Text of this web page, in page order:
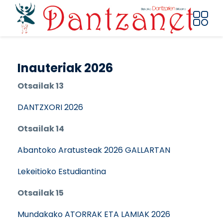
Pasar al contenido principal
Inauteriak 2026
Otsailak 13
DANTZXORI 2026
Otsailak 14
Abantoko Aratusteak 2026 GALLARTAN
Lekeitioko Estudiantina
Otsailak 15
Mundakako ATORRAK ETA LAMIAK 2026